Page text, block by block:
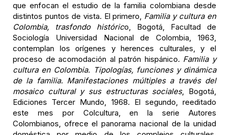
que enfocan el estudio de la familia colombiana desde
distintos puntos de vista. El primero, Familia y cultura en
Colombia, trasfondo histórico, Bogotá, Facultad de
Sociología Universidad Nacional de Colombia, 1963,
contemplan los orígenes y herences culturales, y el
proceso de acomodación al patrón hispánico. Familia y
cultura en Colombia. Tipologías, funciones y dinámica
de la familia. Manifestaciones múltiples a través del
mosaico cultural y sus estructuras sociales, Bogotá,
Ediciones Tercer Mundo, 1968. El segundo, reeditado
este mes por Colcultura, en la serie Autores
Colombianos, ofrece el panorama nacional de la unidad